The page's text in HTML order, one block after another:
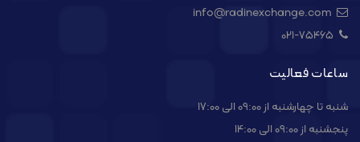
021-۷۵۴۶۵
ساعات فعالیت
شنبه تا چهارشنبه از 09:00 الی 17:00
پنجشنبه از 09:00 الی 14:00